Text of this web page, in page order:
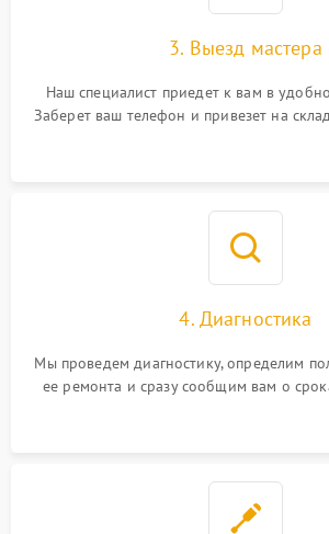
3. Выезд мастера
Наш специалист приедет к вам в
Заберет ваш телефон и привезет на
4. Диагностика
Мы проведем диагностику, определим
ее ремонта и сразу сообщим вам о